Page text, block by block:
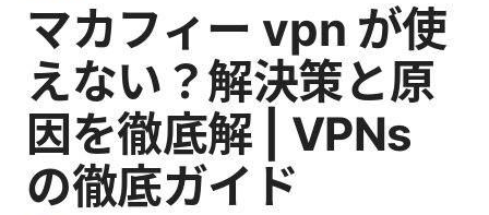
マカフィー vpn が使
えない？解決策と原
因を徹底解 | VPNs
の徹底ガイド